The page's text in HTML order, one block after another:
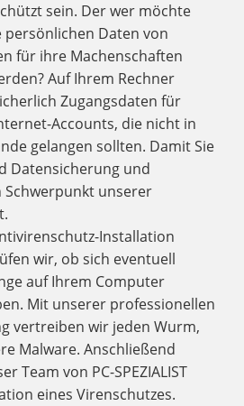
sein. Der wer möchte
persönlichen Daten von
für ihre Machenschaften
Auf Ihrem Rechner
Zugangsdaten für
Accounts, die nicht in
gelangen sollten. Damit Sie
Datensicherung und
Schwerpunkt unserer
Installation
wir, ob sich eventuell
auf Ihrem Computer
Mit unserer professionellen
vertreiben wir jeden Wurm,
Malware. Anschließend
Team von PC-SPEZIALIST
eines Virenschutzes.